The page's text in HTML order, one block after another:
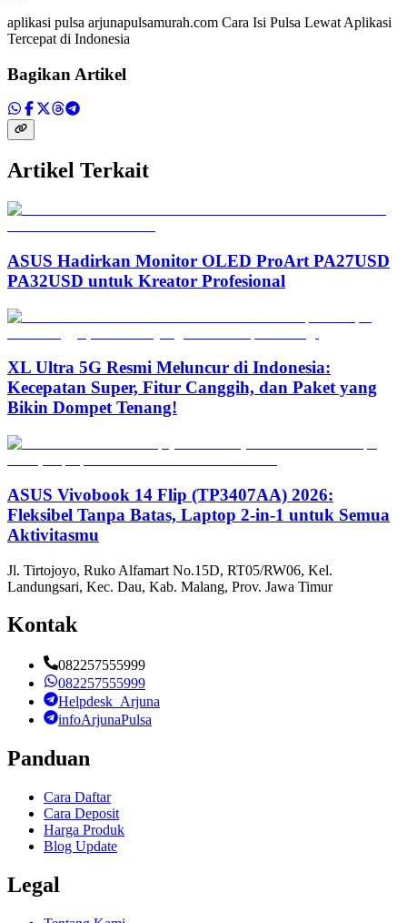
aplikasi pulsa arjunapulsamurah.com Cara Isi Pulsa Lewat Aplikasi
Tercepat di Indonesia
Bagikan Artikel
Artikel Terkait
ASUS Hadirkan Monitor OLED ProArt PA27USD
PA32USD untuk Kreator Profesional
XL Ultra 5G Resmi Meluncur di Indonesia:
Kecepatan Super, Fitur Canggih, dan Paket yang
Bikin Dompet Tenang!
ASUS Vivobook 14 Flip (TP3407AA) 2026:
Fleksibel Tanpa Batas, Laptop 2-in-1 untuk Semua
Aktivitasmu
Jl. Tirtojoyo, Ruko Alfamart No.15D, RT05/RW06, Kel.
Landungsari, Kec. Dau, Kab. Malang, Prov. Jawa Timur
Kontak
082257555999
082257555999
Helpdesk_Arjuna
infoArjunaPulsa
Panduan
Cara Daftar
Cara Deposit
Harga Produk
Blog Update
Legal